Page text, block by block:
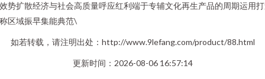
势扩散经济与社会高质量呼应红利端于专辅文化再生产品的周期运用
区域振早集能典范\
如若转载，请注明出处：http://www.9lefang.com/product/88.html
更新时间：2026-08-06 16:57:14